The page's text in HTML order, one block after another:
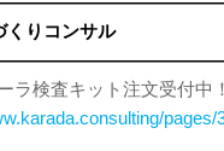
くりコンサル
ラ検査キット注文受付中！
pages/